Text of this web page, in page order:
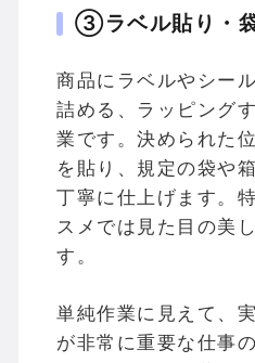
③ラベル貼り・
商品にラベルやシー
詰める、ラッピング
業です。決められた
を貼り、規定の袋や
丁寧に仕上げます。
スメでは見た目の美
す。
単純作業に見えて、
が非常に重要な仕事